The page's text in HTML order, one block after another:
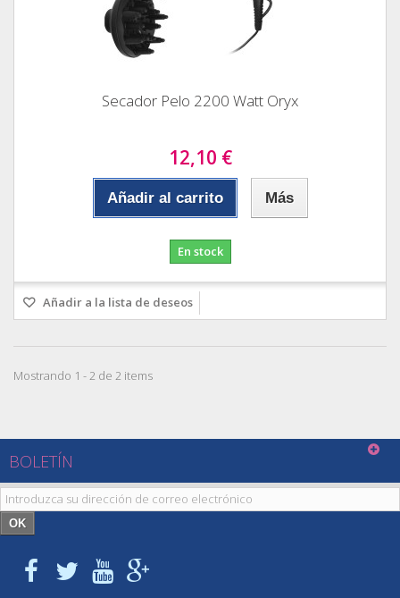
Secador Pelo 2200 Watt Oryx
12,10 €
Añadir al carrito Más
En stock
Añadir a la lista de deseos
Mostrando 1 - 2 de 2 items
BOLETÍN
OK